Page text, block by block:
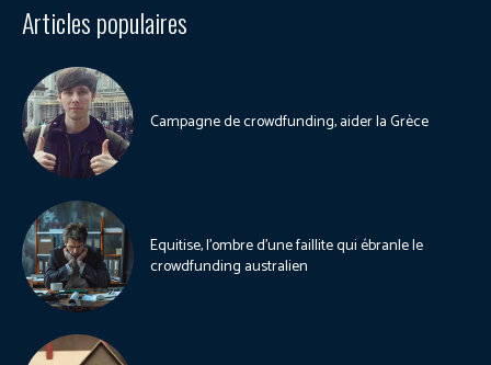
Articles populaires
Campagne de crowdfunding, aider la Grèce
Equitise, l’ombre d’une faillite qui ébranle le
crowdfunding australien